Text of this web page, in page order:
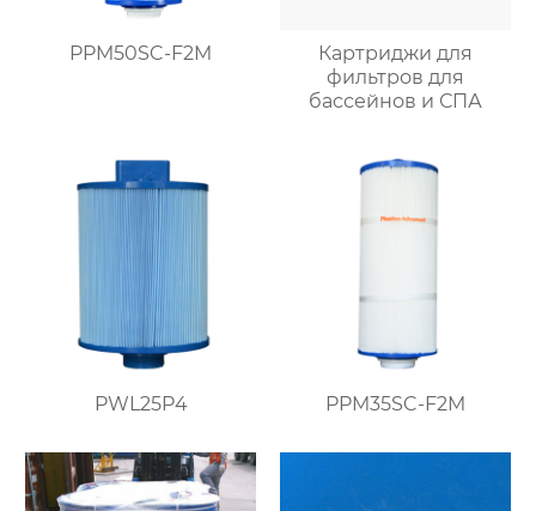
PPM50SC-F2M
Картриджи для
фильтров для
бассейнов и СПА
PWL25P4 PPM35SC-F2M